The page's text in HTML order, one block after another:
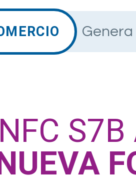
NFC S7B